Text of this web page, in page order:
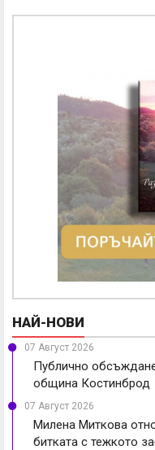
НАЙ-НОВИ
07 Август 2026
Публично
община Костинброд
07 Август 2026
Милена Миткова
битката с тежкото